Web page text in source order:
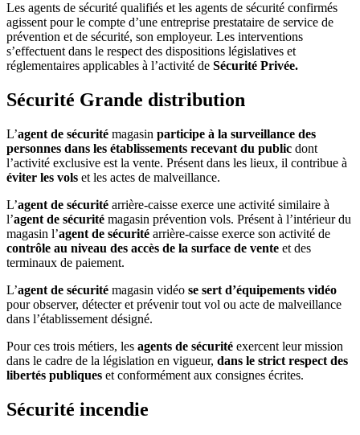
Les agents de sécurité qualifiés et les agents de sécurité confirmés
agissent pour le compte d’une entreprise prestataire de service de
prévention et de sécurité, son employeur. Les interventions
s’effectuent dans le respect des dispositions législatives et
réglementaires applicables à l’activité de Sécurité Privée.
Sécurité Grande distribution
L’agent de sécurité magasin participe à la surveillance des
personnes dans les établissements recevant du public dont
l’activité exclusive est la vente. Présent dans les lieux, il contribue à
éviter les vols et les actes de malveillance.
L’agent de sécurité arrière-caisse exerce une activité similaire à
l’agent de sécurité magasin prévention vols. Présent à l’intérieur du
magasin l’agent de sécurité arrière-caisse exerce son activité de
contrôle au niveau des accès de la surface de vente et des
terminaux de paiement.
L’agent de sécurité magasin vidéo se sert d’équipements vidéo
pour observer, détecter et prévenir tout vol ou acte de malveillance
dans l’établissement désigné.
Pour ces trois métiers, les agents de sécurité exercent leur mission
dans le cadre de la législation en vigueur, dans le strict respect des
libertés publiques et conformément aux consignes écrites.
Sécurité incendie